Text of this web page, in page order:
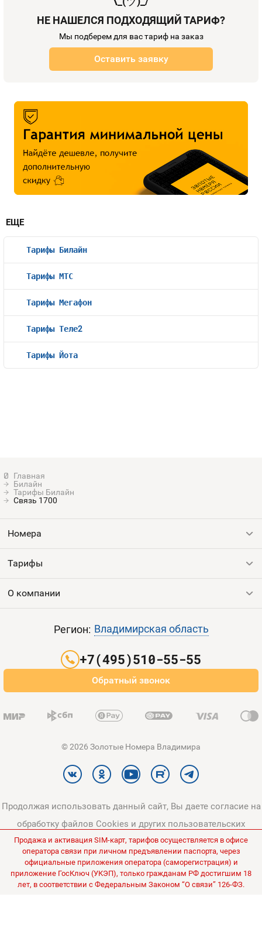
Билайн
Тарифы Билайн
Связь 1700
НЕ НАШЕЛСЯ ПОДХОДЯЩИЙ ТАРИФ?
Мы подберем для вас тариф на заказ
Оставить заявку
ЕЩЕ
Тарифы Билайн
Тарифы МТС
Тарифы Мегафон
Тарифы Теле2
Тарифы Йота
Номера
Все номера
Тарифы
Выгодные тарифы
О компании
Оплата и доставка
Регион: Владимирская область
+7(495)510-55-55
Обратный звонок
© 2026 Золотые Номера Владимира
Продолжая использовать данный сайт, Вы даете согласие на
обработку файлов Cookies и других пользовательских
данных, в соответствии сПолитикой конфиденциальности
Политикой в отношении обработки персональных данных
Все цены на сайте указаны без НДС.
Продажа и активация SIM-карт, тарифов осуществляется в офисе
оператора связи при личном предъявлении паспорта, через
официальные приложения оператора (саморегистрация) и
приложение ГосКлюч (УКЭП), только гражданам РФ достигшим 18
лет, в соответствии с Федеральным Законом “О связи” 126-ФЗ.